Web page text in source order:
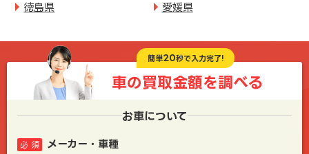
徳島県 愛媛県
簡単20秒で入力完了!
車の買取金額を調べる
お車について
メーカー・車種
必 須